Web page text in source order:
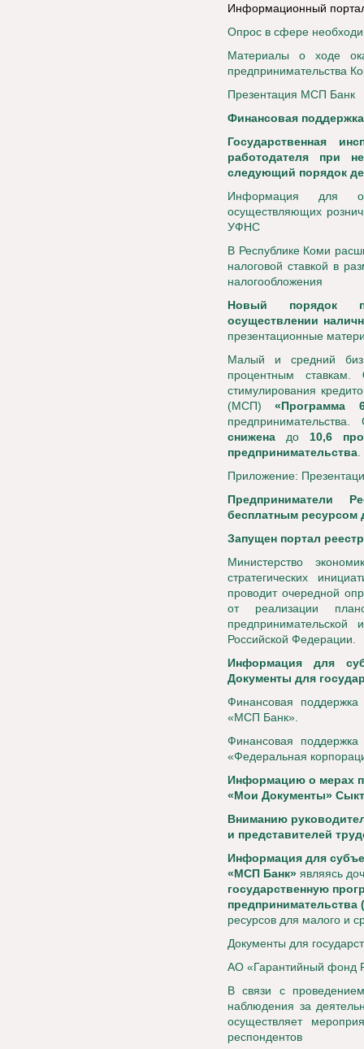
Информационный
Опрос в сфере
Материалы о ходе
предпринимательства
Презентация МСП Банк
Финансовая
Государственная
работодателя при
следующий порядок
Информация для
осуществляющих
УФНС
В Республике Коми
налоговой ставкой в
налогообложения
Новый порядок
осуществлении
презентационные
Малый и средний
процентным ставкам.
стимулирования
(МСП)«Программа
снижена до 10,6
предпринимательства
Приложение:
Предприниматели
бесплатным ресурсом
Запущен портал
Министерство
стратегических
проводит очередной
от реализации
Российской Федерации.
Информация для
Документы для
Финансовая
«МСП Банк».
Финансовая
«Федеральная
Информацию о мерах
«Мои Документы»
Вниманию
и представителей
Информация для
«МСП Банк» являясь
государственную
предпринимательства
ресурсов для малого и
Документы для
АО «Гарантийный фонд
В связи с
наблюдения за
осуществляет
респондентов